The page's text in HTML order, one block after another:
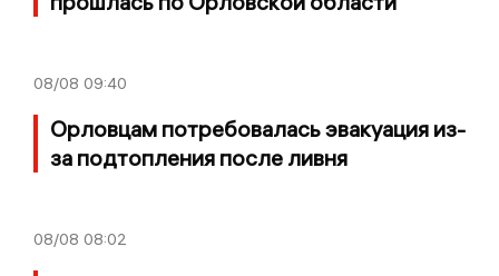
08/08 09:40
Орловцам потребовалась эвакуация из-
за подтопления после ливня
08/08 08:02